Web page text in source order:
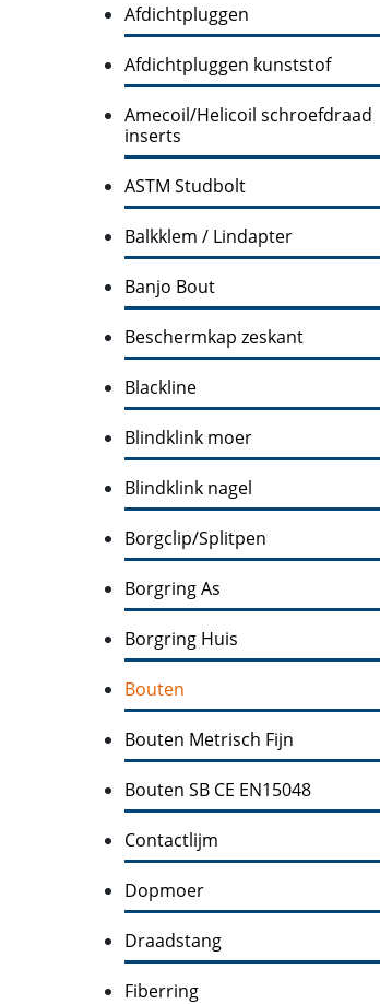
Afdichtpluggen
Afdichtpluggen kunststof
Amecoil/Helicoil schroefdraad
inserts
ASTM Studbolt
Balkklem / Lindapter
Banjo Bout
Beschermkap zeskant
Blackline
Blindklink moer
Blindklink nagel
Borgclip/Splitpen
Borgring As
Borgring Huis
Bouten
Bouten Metrisch Fijn
Bouten SB CE EN15048
Contactlijm
Dopmoer
Draadstang
Fiberring